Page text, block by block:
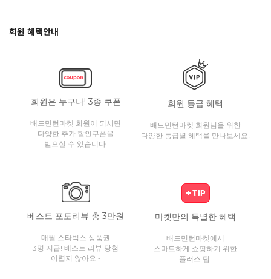
회원 혜택안내
회원은 누구나! 3종 쿠폰
배드민턴마켓 회원이 되시면
다양한 추가 할인쿠폰을
받으실 수 있습니다.
회원 등급 혜택
배드민턴마켓 회원님을 위한
다양한 등급별 혜택을 만나보세요!
베스트 포토리뷰 총 3만원
매월 스타벅스 상품권
3명 지급! 베스트 리뷰 당첨
어렵지 않아요~
마켓만의 특별한 혜택
배드민턴마켓에서
스마트하게 쇼핑하기 위한
플러스 팁!